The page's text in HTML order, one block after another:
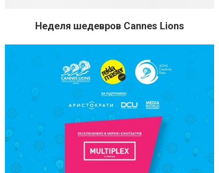
Неделя шедевров Cannes Lions